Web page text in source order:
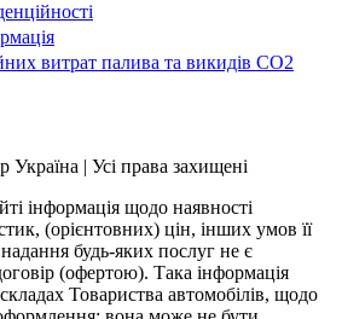
витрат палива та викидів СО2
| Усі права захищені
інформація щодо наявності
(орієнтовних) цін, інших умов її
будь-яких послуг не є
(офертою). Така інформація
Товариства автомобілів, щодо